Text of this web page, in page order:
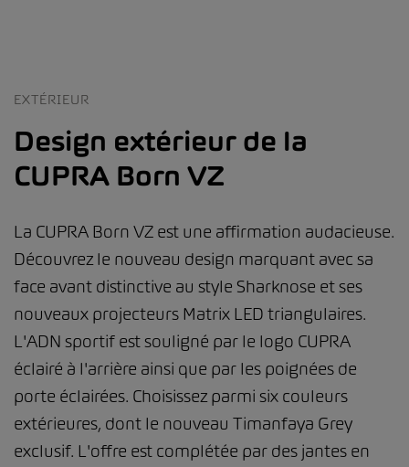
EXTÉRIEUR
Design extérieur de la
CUPRA Born VZ
La CUPRA Born VZ est une affirmation audacieuse.
Découvrez le nouveau design marquant avec sa
face avant distinctive au style Sharknose et ses
nouveaux projecteurs Matrix LED triangulaires.
L'ADN sportif est souligné par le logo CUPRA
éclairé à l'arrière ainsi que par les poignées de
porte éclairées. Choisissez parmi six couleurs
extérieures, dont le nouveau Timanfaya Grey
exclusif. L'offre est complétée par des jantes en